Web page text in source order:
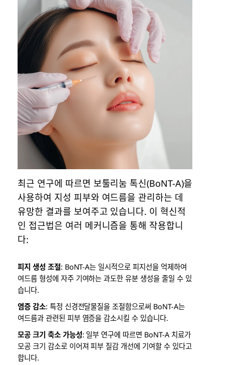
최근 연구에 따르면 보툴리눔 톡신(BoNT-A)을
사용하여 지성 피부와 여드름을 관리하는 데
유망한 결과를 보여주고 있습니다. 이 혁신적
인 접근법은 여러 메커니즘을 통해 작용합니
다:
피지 생성 조절: BoNT-A는 일시적으로 피지선을 억제하여
여드름 형성에 자주 기여하는 과도한 유분 생성을 줄일 수 있
습니다.
염증 감소: 특정 신경전달물질을 조절함으로써 BoNT-A는
여드름과 관련된 피부 염증을 감소시킬 수 있습니다.
모공 크기 축소 가능성: 일부 연구에 따르면 BoNT-A 치료가
모공 크기 감소로 이어져 피부 질감 개선에 기여할 수 있다고
합니다.